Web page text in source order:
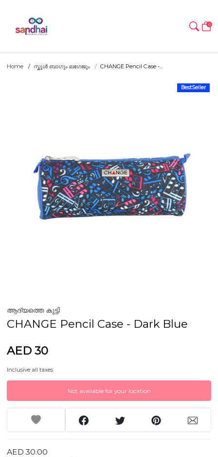
0
Home സ്കൂൾ ബാഗും ലഗേജും CHANGE Pencil Case -...
BestSeller
ആദ്യത്തെ കുട്ടി
CHANGE Pencil Case - Dark Blue
AED 30
Inclusive all taxes
Not available for your location
AED 30.00